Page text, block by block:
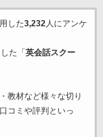
した3,232人にアンケ
た「 英会話スクー
教材など様々な切り
コミや評判といっ